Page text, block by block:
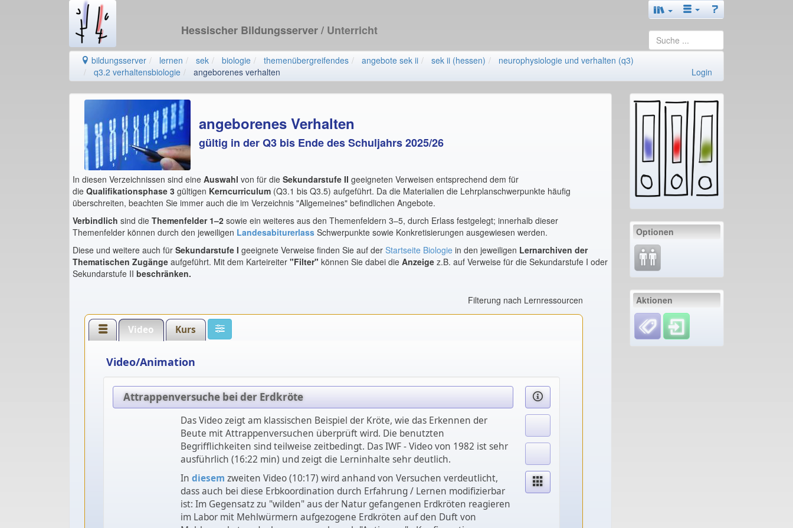
Hessischer Bildungsserver/ Unterricht
bildungsserver lernen sek biologie themenübergreifendes angebote sek ii sek ii (hessen)
neurophysiologie und verhalten (q3)
q3.2 verhaltensbiologie
angeborenes verhalten Login
angeborenes Verhalten
gültig in der Q3 bis Ende des Schuljahrs 2025/26
In diesen Verzeichnissen sind eine Auswahl von für die Sekundarstufe II geeigneten Verweisen entsprechend dem für
die Qualifikationsphase 3 gültigen Kerncurriculum (Q3.1 bis Q3.5) aufgeführt. Da die Materialien die Lehrplanschwerpunkte häufig
überschreiten, beachten Sie immer auch die im Verzeichnis "Allgemeines" befindlichen Angebote.
Verbindlich sind die Themenfelder 1–2 sowie ein weiteres aus den Themenfeldern 3–5, durch Erlass festgelegt; innerhalb dieser
Themenfelder können durch den jeweiligen Landesabiturerlass Schwerpunkte sowie Konkretisierungen ausgewiesen werden.
Diese und weitere auch für Sekundarstufe I geeignete Verweise finden Sie auf der Startseite Biologie in den jeweiligen Lernarchiven der
Thematischen Zugänge aufgeführt. Mit dem Karteireiter "Filter" können Sie dabei die Anzeige z.B. auf Verweise für die Sekundarstufe I oder
Sekundarstufe II beschränken.
Filterung nach Lernressourcen
Video Kurs
Video/Animation
Attrappenversuche bei der Erdkröte
Das Video zeigt am klassischen Beispiel der Kröte, wie das Erkennen der
Beute mit Attrappenversuchen überprüft wird. Die benutzten
Begrifflichkeiten sind teilweise zeitbedingt. Das IWF - Video von 1982 ist sehr
ausführlich (16:22 min) und zeigt die Lerninhalte sehr deutlich.
In diesem zweiten Video (10:17) wird anhand von Versuchen verdeutlicht,
dass auch bei diese Erbkoordination durch Erfahrung / Lernen modifizierbar
ist: Im Gegensatz zu "wilden" aus der Natur gefangenen Erdkröten reagieren
im Labor mit Mehlwürmern aufgezogene Erdkröten auf den Duft von
Optionen
Aktionen